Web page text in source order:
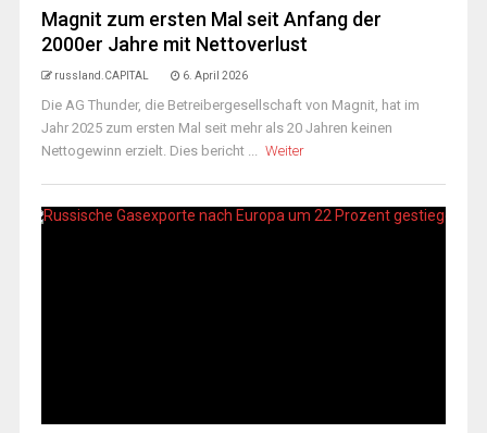
Magnit zum ersten Mal seit Anfang der
2000er Jahre mit Nettoverlust
russland.CAPITAL 6. April 2026
Die AG Thunder, die Betreibergesellschaft von Magnit, hat im
Jahr 2025 zum ersten Mal seit mehr als 20 Jahren keinen
Nettogewinn erzielt. Dies bericht ... Weiter